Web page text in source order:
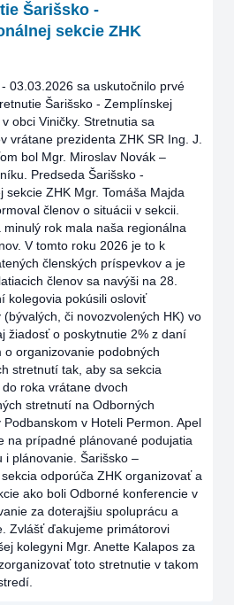
Šarišsko -
sekcie ZHK
03.03.2026 sa uskutočnilo prvé
Šarišsko - Zemplínskej
obci Viničky. Stretnutia sa
vrátane prezidenta ZHK SR Ing. J.
bol Mgr. Miroslav Novák –
Predseda Šarišsko -
ZHK Mgr. Tomáša Majda
členov o situácii v sekcii.
rok mala naša regionálna
V tomto roku 2026 je to k
členských príspevkov a je
členov sa navýši na 28.
kolegovia pokúsili osloviť
či novozvolených HK) vo
žiadosť o poskytnutie 2% z daní
o organizovanie podobných
stretnutí tak, aby sa sekcia
roka vrátane dvoch
stretnutí na Odborných
v Hoteli Permon. Apel
na prípadné plánované podujatia
plánovanie. Šarišsko –
odporúča ZHK organizovať a
ako boli Odborné konferencie v
za doterajšiu spoluprácu a
Zvlášť ďakujeme primátorovi
kolegyni Mgr. Anette Kalapos za
toto stretnutie v takom